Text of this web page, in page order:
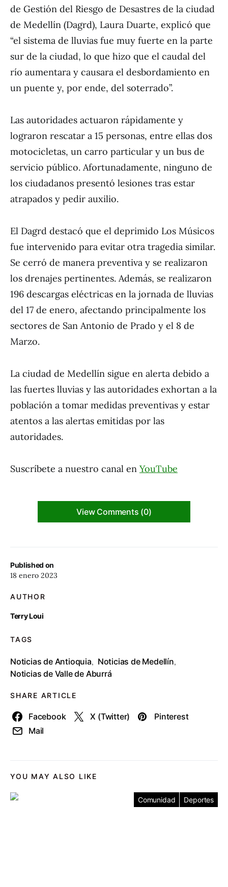
Published on
18 enero 2023
AUTHOR
Terry Loui
TAGS
Noticias de Antioquia, Noticias de Medellín,
Noticias de Valle de Aburrá
SHARE ARTICLE
Facebook X (Twitter)
Pinterest
Mail
de Gestión del Riesgo de Desastres de la ciudad
de Medellín (Dagrd), Laura Duarte, explicó que
“el sistema de lluvias fue muy fuerte en la parte
sur de la ciudad, lo que hizo que el caudal del
río aumentara y causara el desbordamiento en
un puente y, por ende, del soterrado”.
Las autoridades actuaron rápidamente y
lograron rescatar a 15 personas, entre ellas dos
motocicletas, un carro particular y un bus de
servicio público. Afortunadamente, ninguno de
los ciudadanos presentó lesiones tras estar
atrapados y pedir auxilio.
El Dagrd destacó que el deprimido Los Músicos
fue intervenido para evitar otra tragedia similar.
Se cerró de manera preventiva y se realizaron
los drenajes pertinentes. Además, se realizaron
196 descargas eléctricas en la jornada de lluvias
del 17 de enero, afectando principalmente los
sectores de San Antonio de Prado y el 8 de
Marzo.
La ciudad de Medellín sigue en alerta debido a
las fuertes lluvias y las autoridades exhortan a la
población a tomar medidas preventivas y estar
atentos a las alertas emitidas por las
autoridades.
Suscríbete a nuestro canal en YouTube
View Comments (0)
YOU MAY ALSO LIKE
Comunidad Deportes